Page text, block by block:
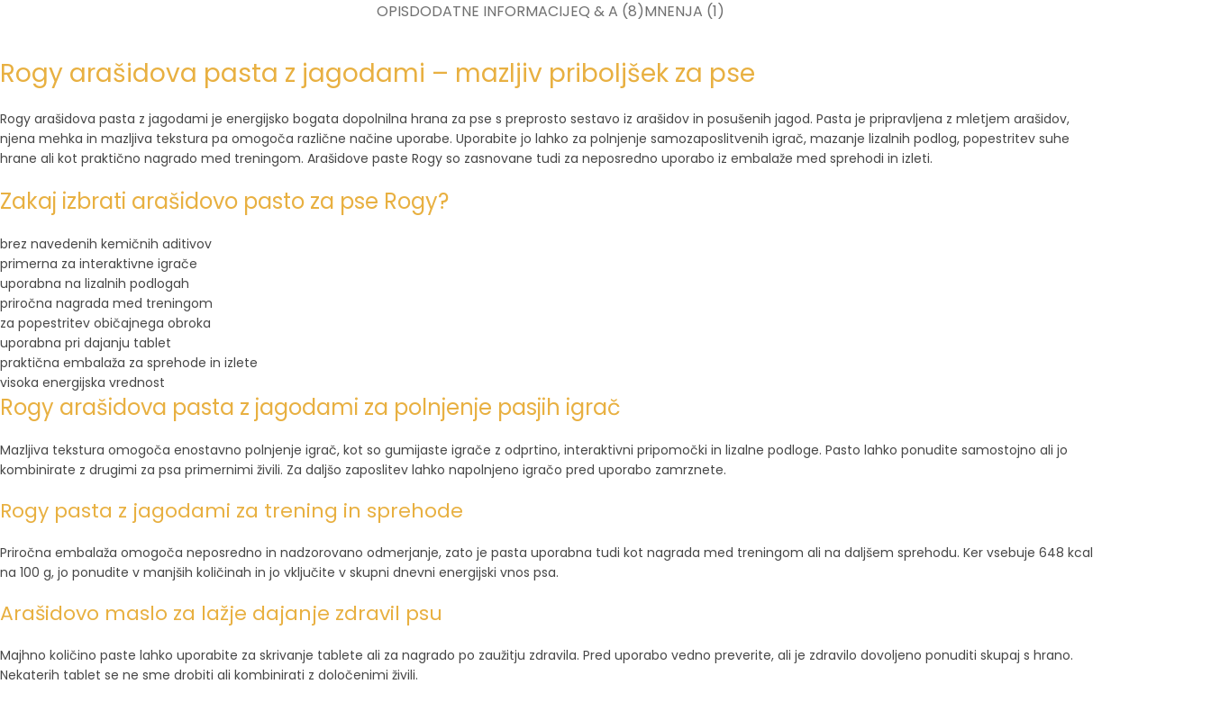
OPISDODATNE INFORMACIJEQ & A (8)MNENJA (1)
Rogy arašidova pasta z jagodami – mazljiv priboljšek za pse
Rogy arašidova pasta z jagodami je energijsko bogata dopolnilna hrana za pse s preprosto sestavo iz arašidov in posušenih jagod. Pasta je pripravljena z mletjem arašidov,
njena mehka in mazljiva tekstura pa omogoča različne načine uporabe. Uporabite jo lahko za polnjenje samozaposlitvenih igrač, mazanje lizalnih podlog, popestritev suhe
hrane ali kot praktično nagrado med treningom. Arašidove paste Rogy so zasnovane tudi za neposredno uporabo iz embalaže med sprehodi in izleti.
Zakaj izbrati arašidovo pasto za pse Rogy?
brez navedenih kemičnih aditivov
primerna za interaktivne igrače
uporabna na lizalnih podlogah
priročna nagrada med treningom
za popestritev običajnega obroka
uporabna pri dajanju tablet
praktična embalaža za sprehode in izlete
visoka energijska vrednost
Rogy arašidova pasta z jagodami za polnjenje pasjih igrač
Mazljiva tekstura omogoča enostavno polnjenje igrač, kot so gumijaste igrače z odprtino, interaktivni pripomočki in lizalne podloge. Pasto lahko ponudite samostojno ali jo
kombinirate z drugimi za psa primernimi živili. Za daljšo zaposlitev lahko napolnjeno igračo pred uporabo zamrznete.
Rogy pasta z jagodami za trening in sprehode
Priročna embalaža omogoča neposredno in nadzorovano odmerjanje, zato je pasta uporabna tudi kot nagrada med treningom ali na daljšem sprehodu. Ker vsebuje 648 kcal
na 100 g, jo ponudite v manjših količinah in jo vključite v skupni dnevni energijski vnos psa.
Arašidovo maslo za lažje dajanje zdravil psu
Majhno količino paste lahko uporabite za skrivanje tablete ali za nagrado po zaužitju zdravila. Pred uporabo vedno preverite, ali je zdravilo dovoljeno ponuditi skupaj s hrano.
Nekaterih tablet se ne sme drobiti ali kombinirati z določenimi živili.